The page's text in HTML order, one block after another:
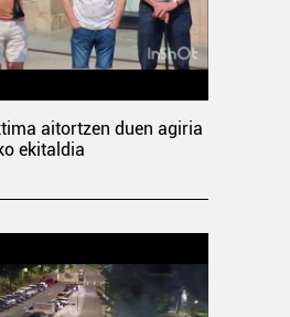
aitortzen duen agiria
ekitaldia